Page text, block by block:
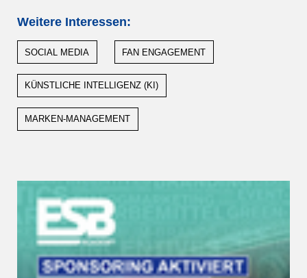
Weitere Interessen:
SOCIAL MEDIA FAN ENGAGEMENT
KÜNSTLICHE INTELLIGENZ (KI)
MARKEN-MANAGEMENT